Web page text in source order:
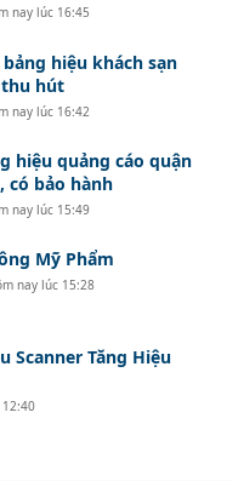
nay lúc 16:45
hiệu khách sạn
thu hút
nay lúc 16:42
hiệu quảng cáo quận
có bảo hành
nay lúc 15:49
Mỹ Phẩm
nay lúc 15:28
Scanner Tăng Hiệu
12:40